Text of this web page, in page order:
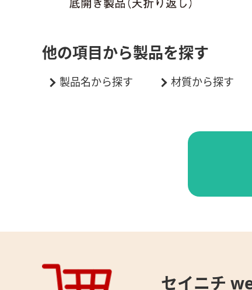
他の項目から製品を探す
製品名から探す 材質から探す
セイニチ